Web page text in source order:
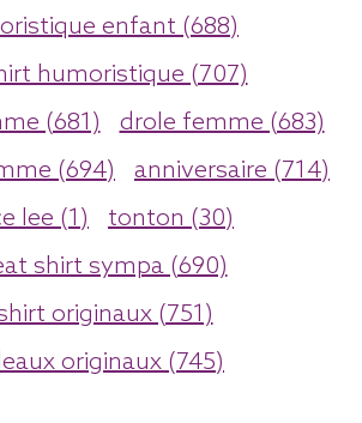
enfant (688)
humoristique (707)
(681)
drole femme (683)
(694)
anniversaire (714)
lee (1)
tonton (30)
shirt sympa (690)
originaux (751)
originaux (745)